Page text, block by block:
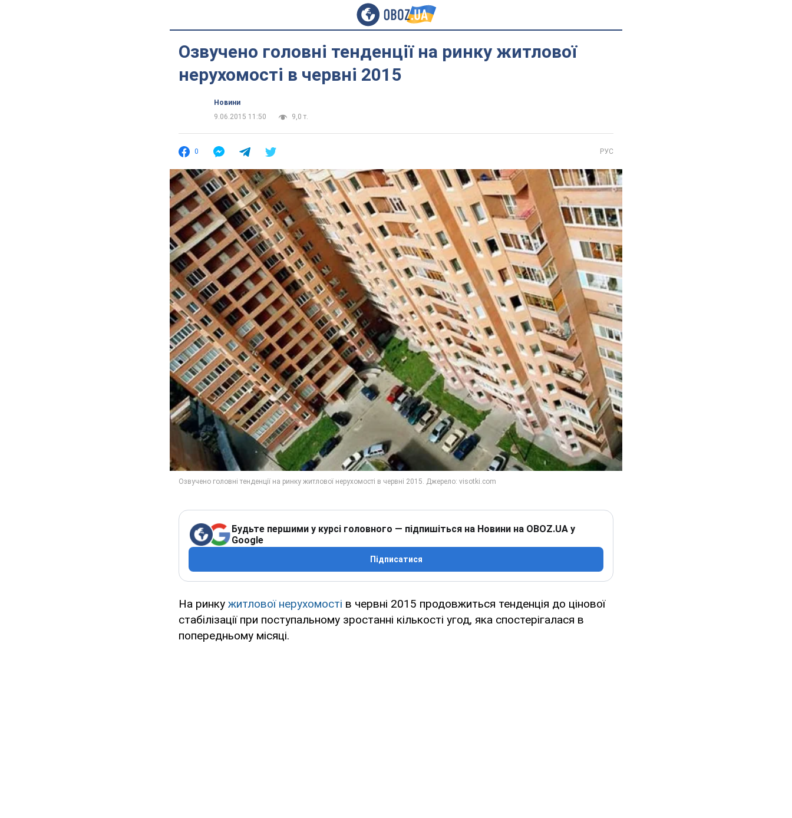
Озвучено головні тенденції на ринку житлової
нерухомості в червні 2015
Новини
9.06.2015 11:50
9,0 т.
0 РУС
Будьте першими у курсі головного — підпишіться на Новини на OBOZ.UA у
Google
Підписатися
На ринку житлової нерухомості в червні 2015 продовжиться тенденція до цінової
стабілізації при поступальному зростанні кількості угод, яка спостерігалася в
попередньому місяці.